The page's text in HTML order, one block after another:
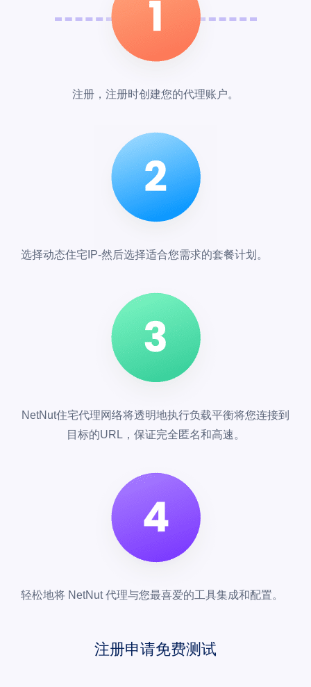
注册，注册时创建您的代理账户。
选择动态住宅IP-然后选择适合您需求的套餐计划。
NetNut住宅代理网络将透明地执行负载平衡将您连接到
目标的URL，保证完全匿名和高速。
轻松地将 NetNut 代理与您最喜爱的工具集成和配置。
注册申请免费测试